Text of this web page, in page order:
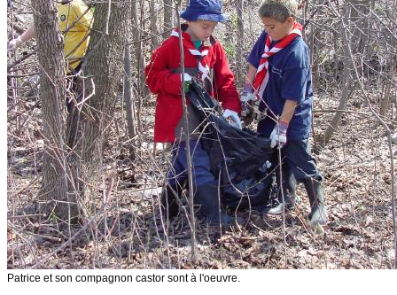
Patrice et son compagnon castor sont à l'oeuvre.